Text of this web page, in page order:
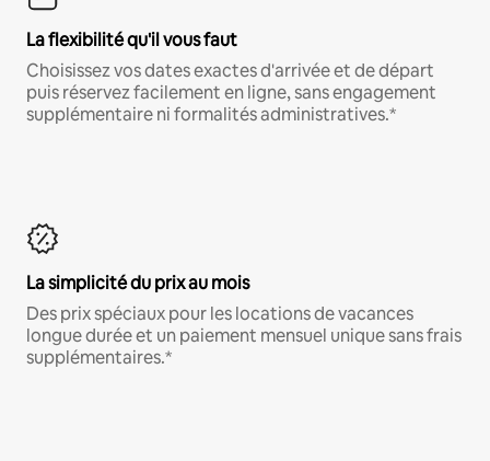
La flexibilité qu'il vous faut
Choisissez vos dates exactes d'arrivée et de départ
puis réservez facilement en ligne, sans engagement
supplémentaire ni formalités administratives.*
La simplicité du prix au mois
Des prix spéciaux pour les locations de vacances
longue durée et un paiement mensuel unique sans frais
supplémentaires.*